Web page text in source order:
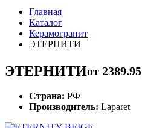
Главная
Каталог
Керамогранит
ЭТЕРНИТИ
ЭТЕРНИТИот 2389.95
Страна: РФ
Производитель: Laparet